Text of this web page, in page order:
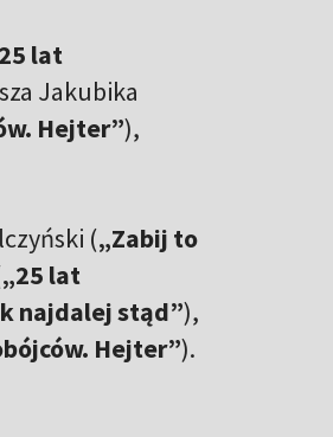
lat
Jakubika
Hejter”),
(„Zabij to
„25 lat
najdalej stąd”),
Hejter”).